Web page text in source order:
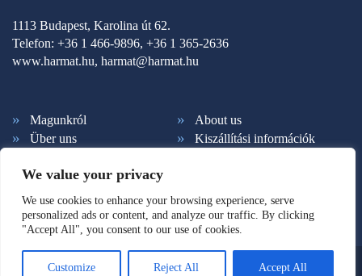
We value your privacy
We use cookies to enhance your browsing experience, serve
personalized ads or content, and analyze our traffic. By clicking
"Accept All", you consent to our use of cookies.
Customize Reject All Accept All
1113 Budapest, Karolina út 62.
Telefon: +36 1 466-9896, +36 1 365-2636
www.harmat.hu, harmat@harmat.hu
Magunkról
About us
Über uns
Kiszállítási információk
Ált. szerződési feltételek
Hírlevél feliratkozás
Süti beállítások
© Copyright 2026. Harmat Kiadó. Minden jog fenntartva.